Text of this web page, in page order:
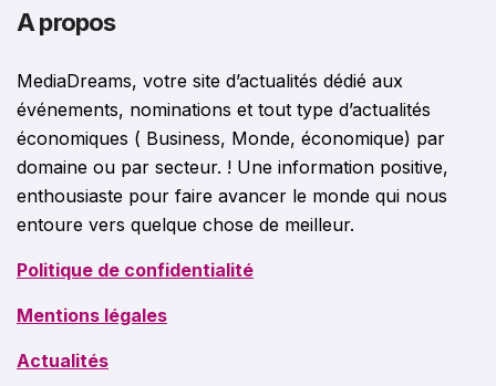
A propos
MediaDreams, votre site d’actualités dédié aux
événements, nominations et tout type d’actualités
économiques ( Business, Monde, économique) par
domaine ou par secteur. ! Une information positive,
enthousiaste pour faire avancer le monde qui nous
entoure vers quelque chose de meilleur.
Politique de confidentialité
Mentions légales
Actualités